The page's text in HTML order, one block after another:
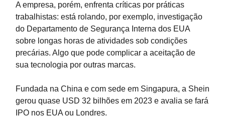
A empresa, porém, enfrenta críticas por práticas
trabalhistas: está rolando, por exemplo, investigação
do Departamento de Segurança Interna dos EUA
sobre longas horas de atividades sob condições
precárias. Algo que pode complicar a aceitação de
sua tecnologia por outras marcas.
Fundada na China e com sede em Singapura, a Shein
gerou quase USD 32 bilhões em 2023 e avalia se fará
IPO nos EUA ou Londres.